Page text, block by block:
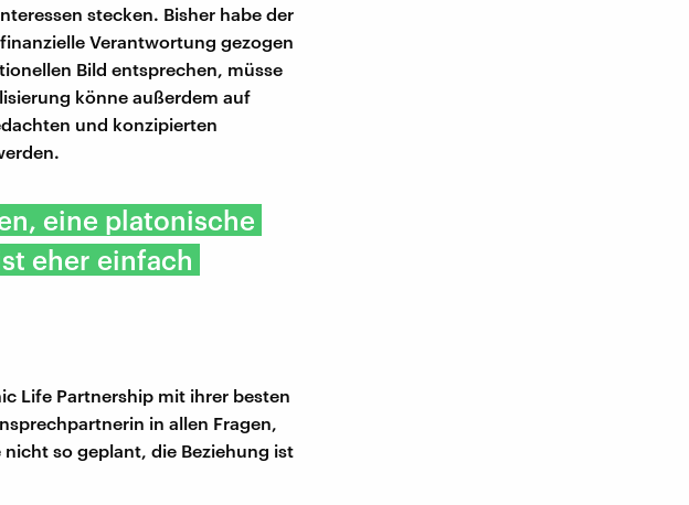
stecken. Bisher habe der
Verantwortung gezogen
Bild entsprechen, müsse
könne außerdem auf
und konzipierten
eine platonische
eher einfach
Life Partnership mit ihrer besten
in allen Fragen,
so geplant, die Beziehung ist